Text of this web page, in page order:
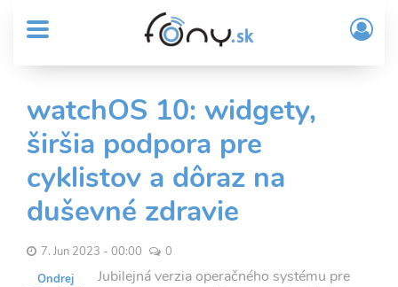
obsah
MENU
Header
menu
User
account
menu
/
watchOS 10: widgety,
širšia podpora pre
cyklistov a dôraz na
duševné zdravie
7. Jun 2023 - 00:00
0
Ondrej
Jubilejná verzia operačného systému pre